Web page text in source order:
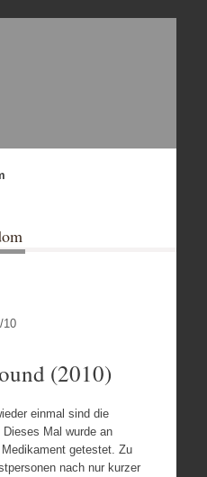
/10
(2010)
einmal sind die
Mal wurde an
getestet. Zu
nach nur kurzer